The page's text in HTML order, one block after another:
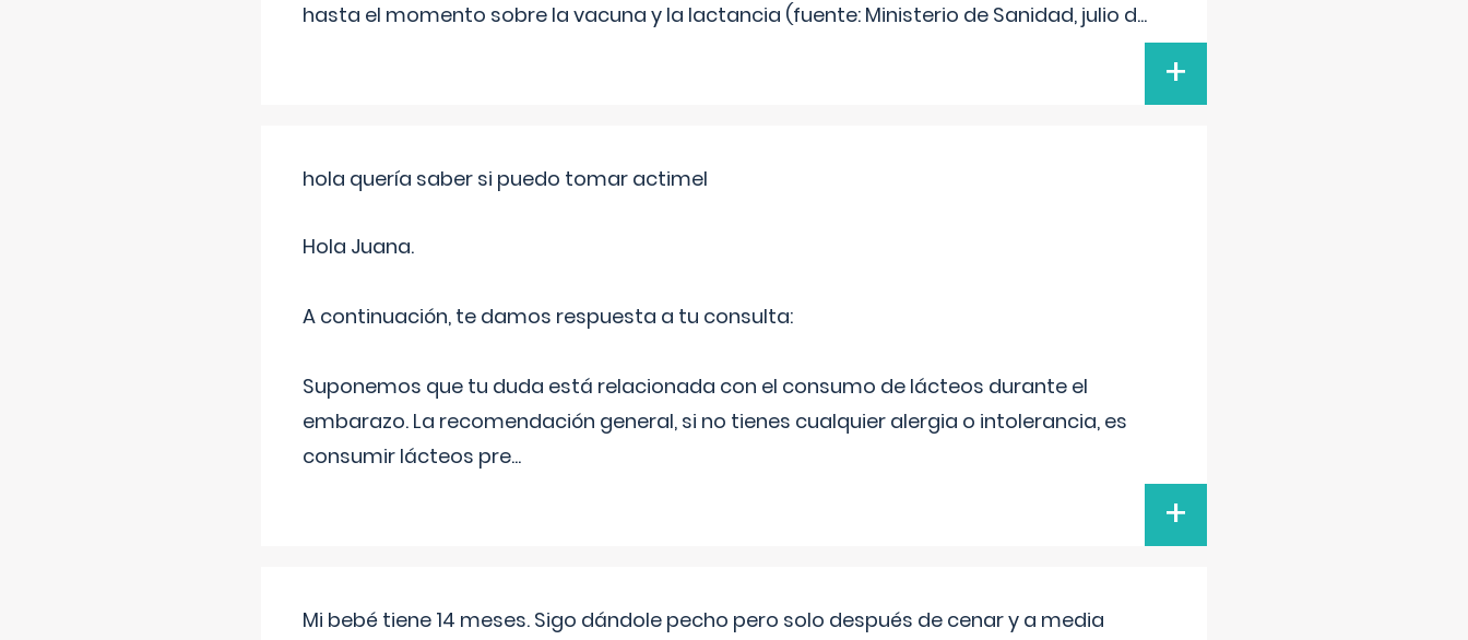
hasta el momento sobre la vacuna y la lactancia (fuente: Ministerio de Sanidad, julio d...
+
hola quería saber si puedo tomar actimel
Hola Juana.
A continuación, te damos respuesta a tu consulta:
Suponemos que tu duda está relacionada con el consumo de lácteos durante el
embarazo. La recomendación general, si no tienes cualquier alergia o intolerancia, es
consumir lácteos pre...
+
Mi bebé tiene 14 meses. Sigo dándole pecho pero solo después de cenar y a media